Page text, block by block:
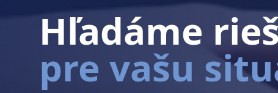
Hľadáme
pre vašu